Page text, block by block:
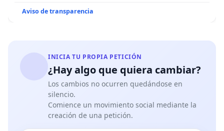
Aviso de transparencia
INICIA TU PROPIA PETICIÓN
¿Hay algo que quiera cambiar?
Los cambios no ocurren quedándose en
silencio.
Comience un movimiento social mediante la
creación de una petición.